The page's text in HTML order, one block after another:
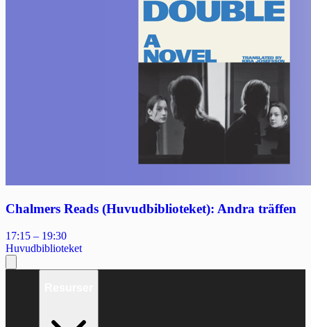
Chalmers Reads (Huvudbiblioteket): Andra träffen
17:15 – 19:30
Huvudbiblioteket